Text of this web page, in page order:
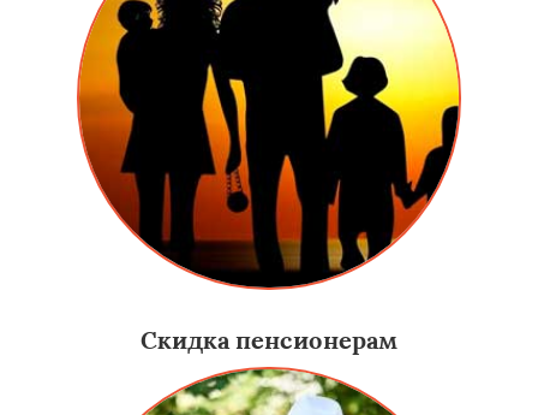
Скидка пенсионерам